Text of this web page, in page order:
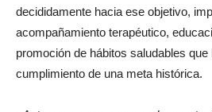
decididamente hacia ese objetivo,
acompañamiento terapéutico,
promoción de hábitos saludables
cumplimiento de una meta histórica.